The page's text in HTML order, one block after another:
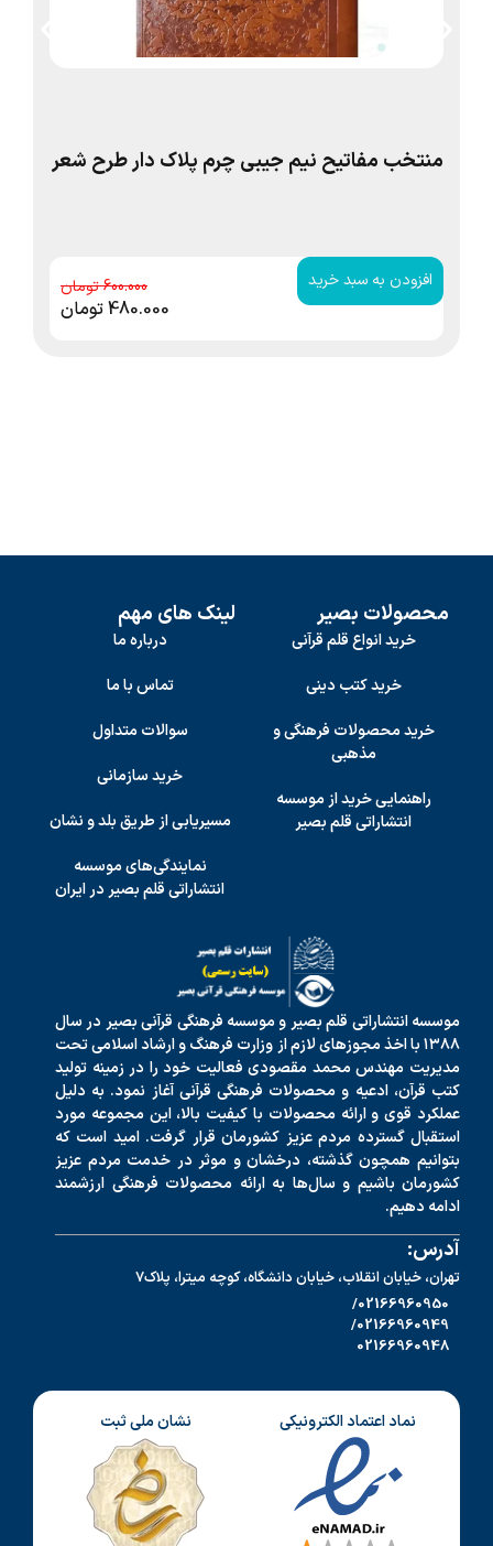
منتخب مفاتیح نیم جیبی چرم پلاک دار طرح شعر
افزودن به سبد خرید 600.000
480.000تومان
محصولات بصیر
خرید انواع قلم قرآنی
خرید کتب دینی
خرید محصولات فرهنگی و
مذهبی
راهنمایی خرید از موسسه
انتشاراتی قلم بصیر
لینک های مهم
درباره ما
تماس با ما
سوالات متداول
خرید سازمانی
مسیریابی از طریق بلد و نشان
نمایندگی‌های موسسه
انتشاراتی قلم بصیر در ایران
موسسه انتشاراتی قلم بصیر و موسسه فرهنگی قرآنی بصیر در سال
۱۳۸۸ با اخذ مجوزهای لازم از وزارت فرهنگ و ارشاد اسلامی تحت
مدیریت مهندس محمد مقصودی فعالیت خود را در زمینه تولید
کتب قرآن، ادعیه و محصولات فرهنگی قرآنی آغاز نمود. به دلیل
عملکرد قوی و ارائه محصولات با کیفیت بالا، این مجموعه مورد
استقبال گسترده مردم عزیز کشورمان قرار گرفت. امید است که
بتوانیم همچون گذشته، درخشان و موثر در خدمت مردم عزیز
کشورمان باشیم و سال‌ها به ارائه محصولات فرهنگی ارزشمند
ادامه دهیم.
آدرس:
تهران، خیابان انقلاب، خیابان دانشگاه، کوچه میترا، پلاک7
02166960950/
02166960949/
02166960948
نماد اعتماد الکترونیکی نشان ملی ثبت